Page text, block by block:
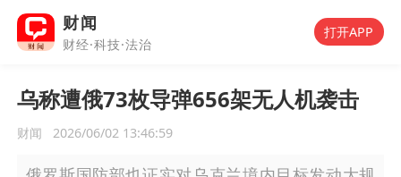
财闻
财经·科技·法治
打开APP
乌称遭俄73枚导弹656架无人机袭击
财闻 2026/06/02 13:46:59